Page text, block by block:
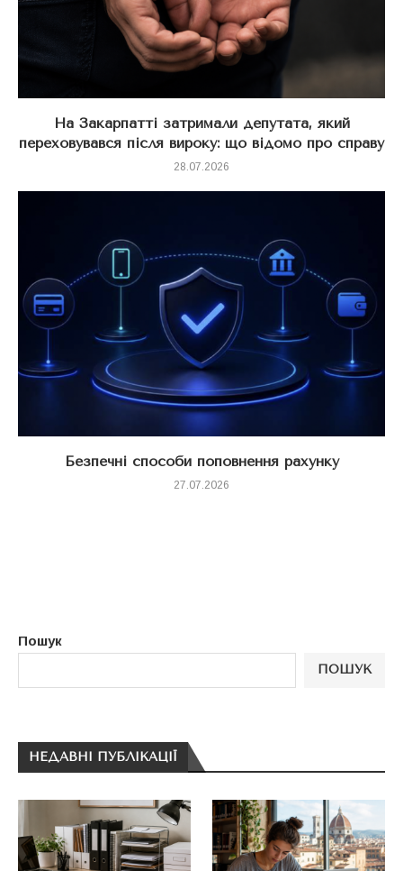
На Закарпатті затримали депутата, який
переховувався після вироку: що відомо про справу
28.07.2026
Безпечні способи поповнення рахунку
27.07.2026
Пошук
ПОШУК
НЕДАВНІ ПУБЛІКАЦІЇ